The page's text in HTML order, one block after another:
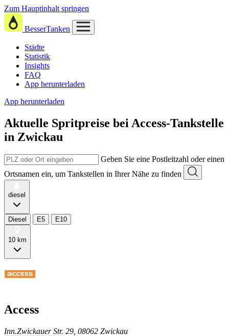
Zum Hauptinhalt springen
BesserTanken
Städte
Statistik
Insights
FAQ
App herunterladen
App herunterladen
Aktuelle Spritpreise bei Access-Tankstelle
in Zwickau
Geben Sie eine Postleitzahl oder einen
Ortsnamen ein, um Tankstellen in Ihrer Nähe zu finden
diesel
Diesel E5 E10
10 km
Access
Inn.Zwickauer Str. 29, 08062 Zwickau